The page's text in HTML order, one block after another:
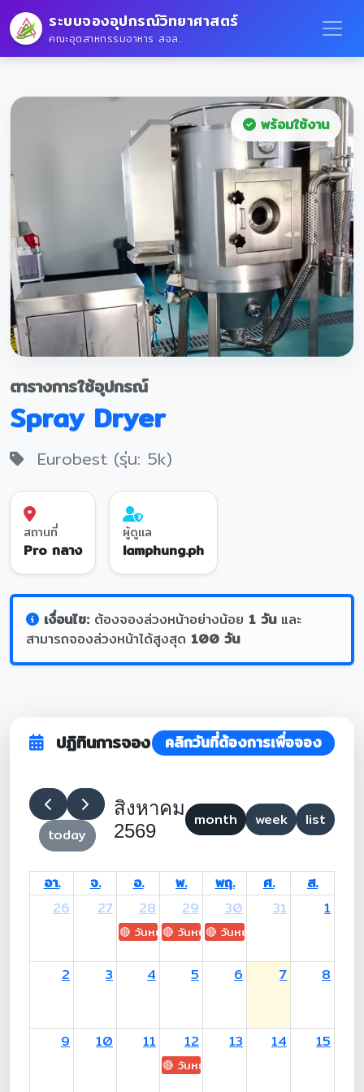
ระบบจองอุปกรณ์วิทยาศาสตร์
คณะอุตสาหกรรมอาหาร สจล.
พร้อมใช้งาน
ตารางการใช้อุปกรณ์
Spray Dryer
Eurobest (รุ่น: 5k)
สถานที่
Pro กลาง
ผู้ดูแล
lamphung.ph
เงื่อนไข:ต้องจองล่วงหน้าอย่างน้อย 1 วันและ
สามารถจองล่วงหน้าได้สูงสุด 100 วัน
ปฏิทินการจอง คลิกวันที่ต้องการเพื่อจอง
today
สิงหาคม
2569
month week list
อา. จ. อ. พ. พฤ. ศ.
ส.
26
27 28
🔴 วันหยุด: H.M. King Maha Vajiralongkorn's
29
🔴 วันหยุด: Asanha Bucha Day
30
🔴 วันหยุด: Buddhist Lent
31 1
2 3 4 5 6 7 8
9 10 11 12
🔴 วันหยุด: H.M. Queen Sirikit The
13 14 15